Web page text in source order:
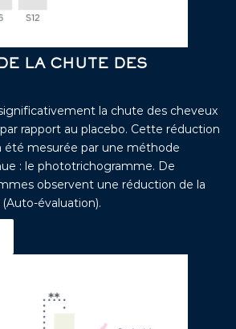
LA CHUTE DES
la chute des cheveux
rapport au placebo. Cette réduction
été mesurée par une méthode
: le phototrichogramme. De
observent une réduction de la
évaluation).